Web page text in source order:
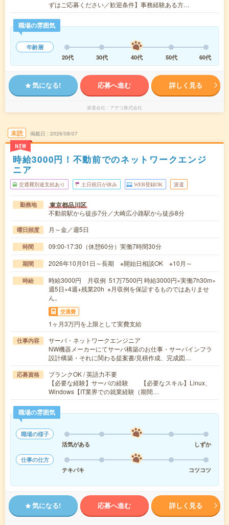
ずはご応募ください／歓迎条件】事務経験ある方…
職場の雰囲気
年齢層
20代
30代 40代 50代 60代
気になる! 応募へ進む 詳しく見る
派遣会社 アデコ株式会社
未読
NEW
掲載日 2026/08/07
時給3000円！不動前でのネットワークエンジ
ニア
交通費別途支給あり 土日祝日が休み WEB登録OK 派遣
勤務地 東京都品川区
不動前駅から徒歩7分／大崎広小路駅から徒歩8分
曜日頻度 月～金／週5日
時間 09:00-17:30（休憩60分）実働7時間30分
期間 2026年10月01日～長期 ※開始日相談OK ※10月～
時給
時給3000円 月収例 51万7500円 時給3000円×実働7h30m×
週5日×4週+残業20h ※月収例を保証するものではありませ
ん。
交通費
1ヶ月3万円を上限として実費支給
仕事内容
サーバ・ネットワークエンジニア
NW機器メーカーにてサーバ構築のお仕事・サーバインフラ
設計構築・それに関わる提案書/見積作成、完成図…
応募資格
ブランクOK / 英語力不要
【必要な経験】サーバの経験 【必要なスキル】Linux、
Windows【IT業界での就業経験（期間…
職場の雰囲気
職場の様子
活気がある
しずか
仕事の仕方
テキパキ
コツコツ
気になる! 応募へ進む 詳しく見る